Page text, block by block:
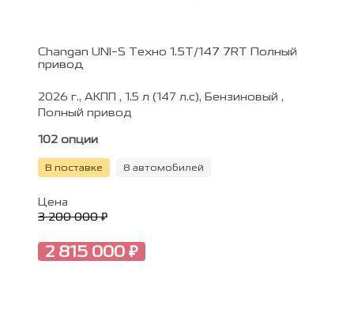
Changan UNI-S Техно 1.5T/147 7RT Полный
привод
2026 г., АКПП , 1.5 л (147 л.с), Бензиновый ,
Полный привод
102 опции
В поставке 8 автомобилей
Цена
3 200 000 ₽
2 815 000 ₽